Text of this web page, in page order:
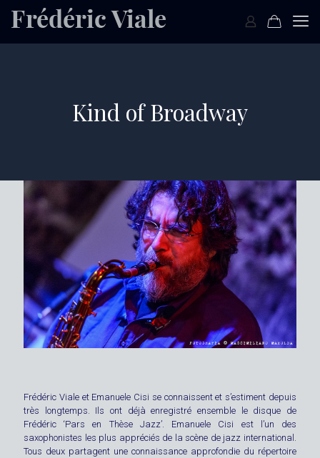
Kind of Broadway
Frédéric Viale et Emanuele Cisi se connaissent et s’estiment depuis
très longtemps. Ils ont déjà enregistré ensemble le disque de
Frédéric ‘Pars en Thèse Jazz’. Emanuele Cisi est l’un des
saxophonistes les plus appréciés de la scène de jazz international.
Tous deux partagent une connaissance approfondie du répertoire